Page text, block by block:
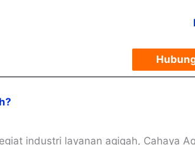
industri layanan aqiqah, Cahaya